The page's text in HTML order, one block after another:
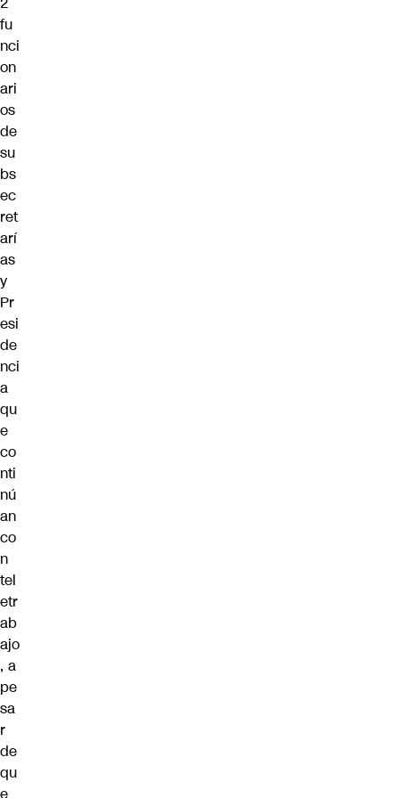
fu
nci
on
ari
os
de
su
bs
ec
ret
arí
as
y
Pr
esi
de
nci
a
qu
e
co
nti
nú
an
co
n
tel
etr
ab
ajo
, a
pe
sa
r
de
qu
e